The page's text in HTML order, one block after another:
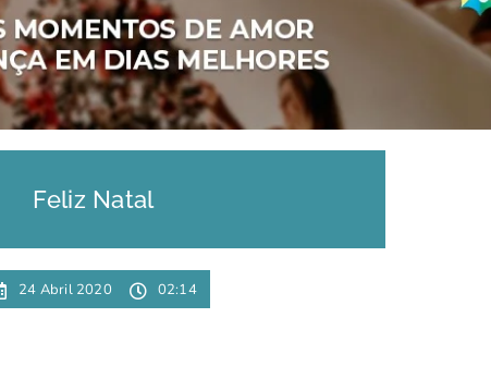
Feliz Natal
24 Abril 2020 02:14